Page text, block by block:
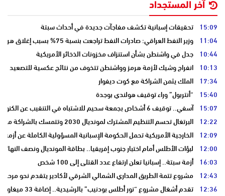
آخر المستجداد
15:09 تحقيقات إسبانية تكشف مفاجآت جديدة في أحداث سبتة
11:04 وزير النفط العراقي: صادرات النفط تراجعت بنسبة 75% بسبب إغلاق هرمز
10:44 جدل في واشنطن بشأن استنزاف مخزونات الذخائر الأمريكية
10:13 انفراج وشيك لأزمة هرمز وواشنطن تتخوف من نتائج عكسية للتصعيد
17:34 الملك يثمن الشراكة مع كوت ديفوار
15:40 “أنتربول” وراء توقيف هولندي بوجدة
15:07 آسفي.. توقيف 6 أشخاص بجمعة سحيم للاشتباه في التنقيب عن الكنوز .
12:22 البرتغال تحسم التنظيم المشترك لمونديال 2030 وتتمسك بالشراكة مع المغرب وإسبانيا
12:09 الخارجية الأمريكية تحمل الحكومة الإسبانية المسؤولية الكاملة عن أزمة
12:00 لبؤات الأطلس أمام اختبار جنوب إفريقيا.. بطاقة المونديال ونصف
16:03 أزمة سبتة.. إسبانيا تعلن ارتفاع عدد القتلى إلى 100 شخص
12:43 مشروع تتمة الطريق المداري الشمالي الشرقي لأكادير يتقدم نحو مرحلة
12:36 تقدم أشغال مشروع “نور أطلس بودنيب” بالرشيدية.. إضافة 33 ميغاوات إلى الشبكة الوطنية